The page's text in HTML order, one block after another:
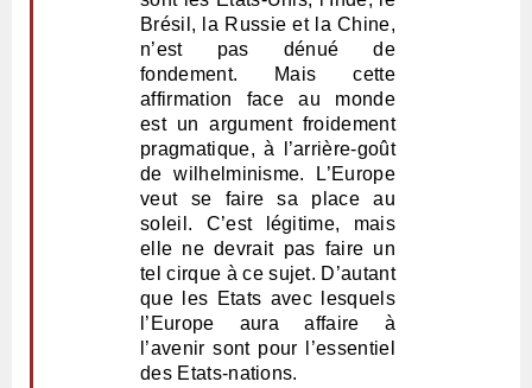
Brésil, la Russie et la Chine,
n’est pas dénué de
fondement. Mais cette
affirmation face au monde
est un argument froidement
pragmatique, à l’arrière-goût
de wilhelminisme. L’Europe
veut se faire sa place au
soleil. C’est légitime, mais
elle ne devrait pas faire un
tel cirque à ce sujet. D’autant
que les Etats avec lesquels
l’Europe aura affaire à
l’avenir sont pour l’essentiel
des Etats-nations.